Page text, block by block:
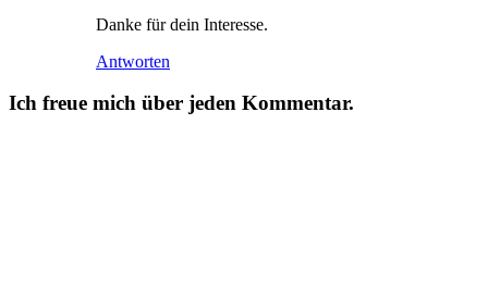
Danke für dein Interesse.
Antworten
Ich freue mich über jeden Kommentar.